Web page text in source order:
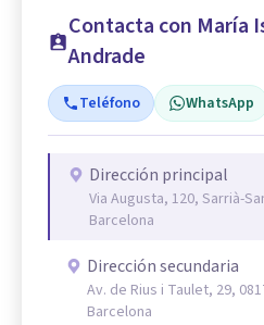
Contacta con María
Andrade
Teléfono WhatsApp
Dirección principal
Via Augusta, 120, Sarrià-
Barcelona
Dirección secundaria
Av. de Rius i Taulet, 29,
Barcelona